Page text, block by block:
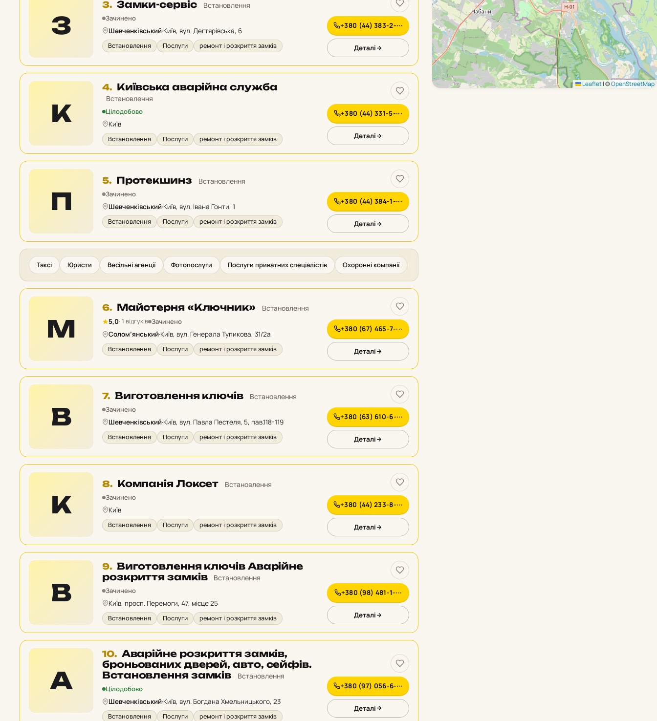
З
3. Місце
3
рейтингу:
Замки-сервіс Встановлення
Зачинено
Шевченківський·Київ, вул. Дегтярівська, 6
Встановлення Послуги ремонт і розкриття замків
+380 (44) 383-2-···
Деталі
К
4. Місце
4
у
рейтингу:
Київська аварійна служба
Встановлення
Цілодобово
Київ
Встановлення Послуги ремонт і розкриття замків
+380 (44) 331-5-···
Деталі
П
5. Місце
5
рейтингу:
Протекшинз Встановлення
Зачинено
Шевченківський·Київ, вул. Івана Гонти, 1
Встановлення Послуги ремонт і розкриття замків
+380 (44) 384-1-···
Деталі
Таксі Юристи Весільні агенції Фотопослуги Послуги приватних спеціалістів Охоронні компанії
М
6. Місце
6
у
рейтингу:
Майстерня «Ключник» Встановлення
5,0· 1 відгуків Зачинено
Солом’янський·Київ, вул. Генерала Тупикова, 31/2а
Встановлення Послуги ремонт і розкриття замків
+380 (67) 465-7-···
Деталі
В
7. Місце
7
рейтингу:
Виготовлення ключів Встановлення
Зачинено
Шевченківський·Київ, вул. Павла Пестеля, 5, пав.118-119
Встановлення Послуги ремонт і розкриття замків
+380 (63) 610-6-···
Деталі
К
8. Місце
8
рейтингу:
Компанія Локсет Встановлення
Зачинено
Київ
Встановлення Послуги ремонт і розкриття замків
+380 (44) 233-8-···
Деталі
В
9. Місце
9
у
Виготовлення ключів Аварійне
розкриття замків
Встановлення
Зачинено
Київ, просп. Перемоги, 47, місце 25
Встановлення Послуги ремонт і розкриття замків
+380 (98) 481-1-···
Деталі
А
10. Місце
10
у
рейтингу:
Аварійне розкриття замків,
броньованих дверей, авто, сейфів.
Встановлення замків
Встановлення
Цілодобово
Шевченківський·Київ, вул. Богдана Хмельницького, 23
Встановлення Послуги ремонт і розкриття замків
+380 (97) 056-6-···
Деталі
Leaflet|©OpenStreetMap